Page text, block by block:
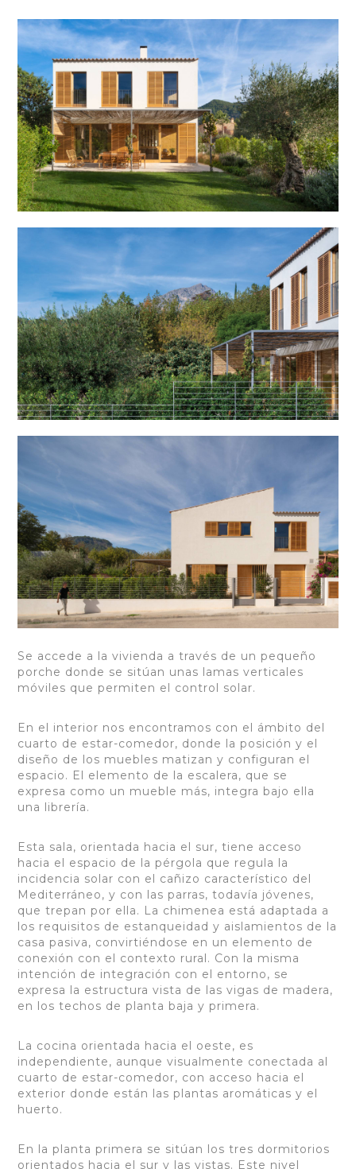
Se accede a la vivienda a través de un pequeño
porche donde se sitúan unas lamas verticales
móviles que permiten el control solar.
En el interior nos encontramos con el ámbito del
cuarto de estar-comedor, donde la posición y el
diseño de los muebles matizan y configuran el
espacio. El elemento de la escalera, que se
expresa como un mueble más, integra bajo ella
una librería.
Esta sala, orientada hacia el sur, tiene acceso
hacia el espacio de la pérgola que regula la
incidencia solar con el cañizo característico del
Mediterráneo, y con las parras, todavía jóvenes,
que trepan por ella. La chimenea está adaptada a
los requisitos de estanqueidad y aislamientos de la
casa pasiva, convirtiéndose en un elemento de
conexión con el contexto rural. Con la misma
intención de integración con el entorno, se
expresa la estructura vista de las vigas de madera,
en los techos de planta baja y primera.
La cocina orientada hacia el oeste, es
independiente, aunque visualmente conectada al
cuarto de estar-comedor, con acceso hacia el
exterior donde están las plantas aromáticas y el
huerto.
En la planta primera se sitúan los tres dormitorios
orientados hacia el sur y las vistas. Este nivel